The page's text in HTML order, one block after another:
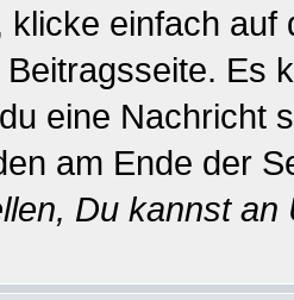
klicke einfach
Es
eine Nachricht
am Ende der
Du kannst